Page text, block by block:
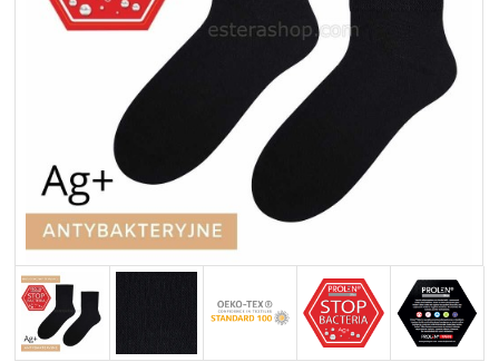
Merynos trekking
Merynos bezuciskowe
Kaszmir stopki
Bawełna
Bawełna egipska maco
Bawełna merceryzowana
Kropki